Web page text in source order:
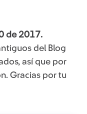
de 2017.
del Blog
así que por
Gracias por tu